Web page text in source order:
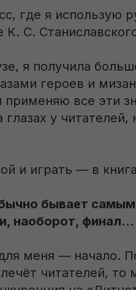
где я использую
К. С.
я получила
героев и
применяю все эти
у читателей,
и играть — в
бывает
наоборот, финал…
меня — начало.
читателей, то